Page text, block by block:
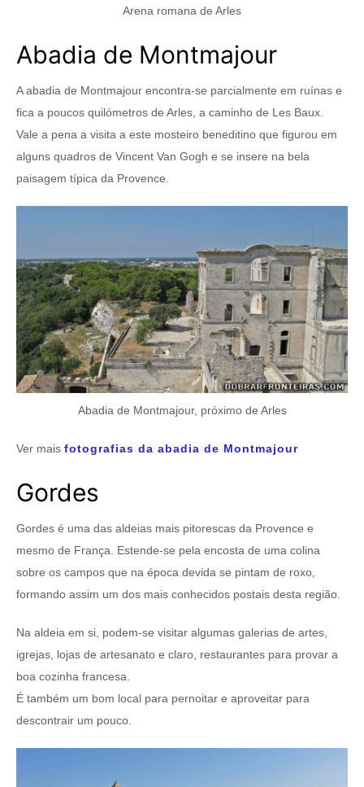
Arena romana de Arles
Abadia de Montmajour
A abadia de Montmajour encontra-se parcialmente em ruínas e
fica a poucos quilómetros de Arles, a caminho de Les Baux.
Vale a pena a visita a este mosteiro beneditino que figurou em
alguns quadros de Vincent Van Gogh e se insere na bela
paisagem típica da Provence.
Abadia de Montmajour, próximo de Arles
Ver mais fotografias da abadia de Montmajour
Gordes
Gordes é uma das aldeias mais pitorescas da Provence e
mesmo de França. Estende-se pela encosta de uma colina
sobre os campos que na época devida se pintam de roxo,
formando assim um dos mais conhecidos postais desta região.
Na aldeia em si, podem-se visitar algumas galerias de artes,
igrejas, lojas de artesanato e claro, restaurantes para provar a
boa cozinha francesa.
É também um bom local para pernoitar e aproveitar para
descontrair um pouco.